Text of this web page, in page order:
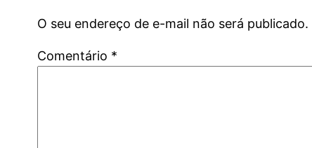
O seu endereço de e-mail não será publicado.
Comentário *